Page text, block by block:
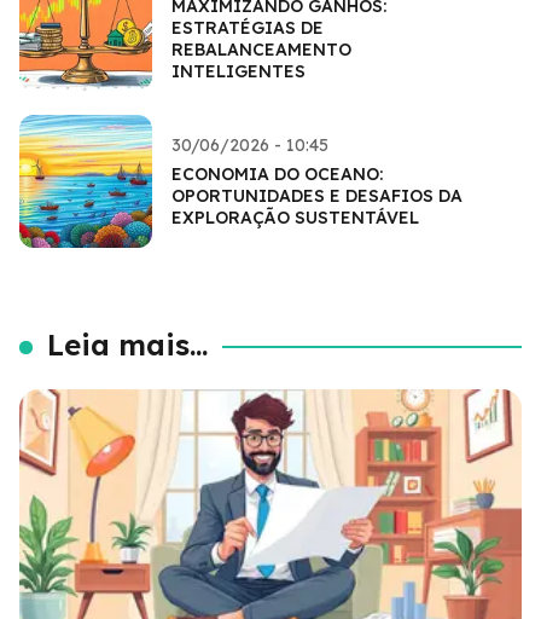
MAXIMIZANDO GANHOS:
ESTRATÉGIAS DE
REBALANCEAMENTO
INTELIGENTES
30/06/2026 - 10:45
ECONOMIA DO OCEANO:
OPORTUNIDADES E DESAFIOS DA
EXPLORAÇÃO SUSTENTÁVEL
Leia mais...